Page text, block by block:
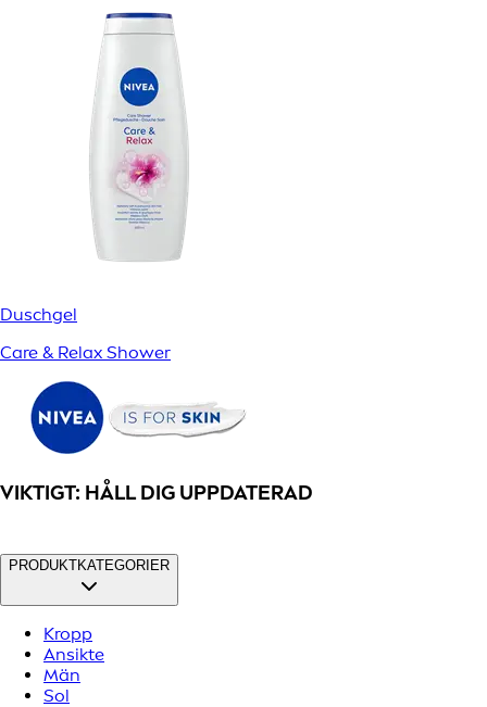
Duschgel
Care & Relax Shower
VIKTIGT: HÅLL DIG UPPDATERAD
PRODUKTKATEGORIER
Kropp
Ansikte
Män
Sol